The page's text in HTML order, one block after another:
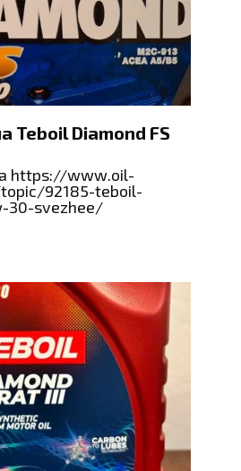
Teboil Diamond FS
https://www.oil-
92185-teboil-
30-svezhee/